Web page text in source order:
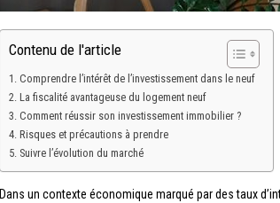
Contenu de l'article
Comprendre l’intérêt de l’investissement dans le neuf
La fiscalité avantageuse du logement neuf
Comment réussir son investissement immobilier ?
Risques et précautions à prendre
Suivre l’évolution du marché
Dans un contexte économique marqué par des taux